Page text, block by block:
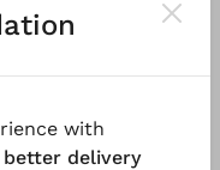
® Pullover 609
Baumwolle
with
better delivery